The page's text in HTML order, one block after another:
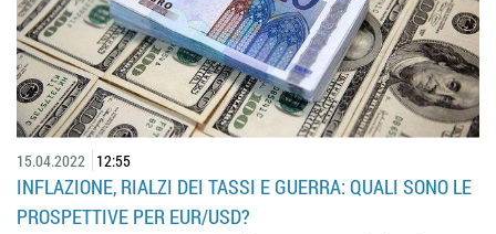
15.04.2022 12:55
INFLAZIONE, RIALZI DEI TASSI E GUERRA: QUALI SONO LE
PROSPETTIVE PER EUR/USD?